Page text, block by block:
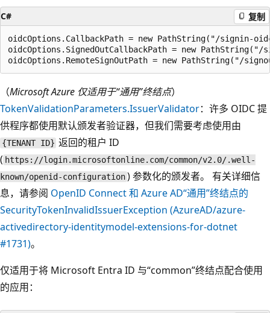
C# 复制
oidcOptions.CallbackPath = new PathString("/signin-
oidcOptions.SignedOutCallbackPath = new
（Microsoft Azure 仅适用于“通用”终结点）
TokenValidationParameters.IssuerValidator：许多 OIDC 提
供程序都使用默认颁发者验证器，但我们需要考虑使用由
{TENANT ID} 返回的租户 ID
( https://login.microsoftonline.com/common/v2.0/.well-
known/openid-configuration) 参数化的颁发者。 有关详细信
息，请参阅 OpenID Connect 和 Azure AD“通用”终结点的
SecurityTokenInvalidIssuerException (AzureAD/azure-
activedirectory-identitymodel-extensions-for-dotnet
#1731)。
仅适用于将 Microsoft Entra ID 与“common”终结点配合使用
的应用：